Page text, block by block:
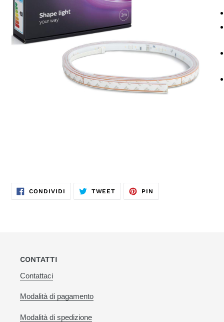
CONDIVIDI CONDIVIDITWEET TWITTA PIN
CONTATTI
Contattaci
Modalità di pagamento
Modalità di spedizione